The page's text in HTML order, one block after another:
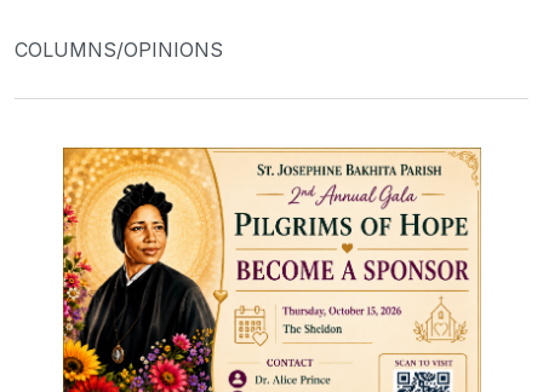
COLUMNS/OPINIONS